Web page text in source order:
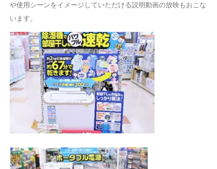
や使用シーンをイメージしていただける説明動画の放映もおこな
います。